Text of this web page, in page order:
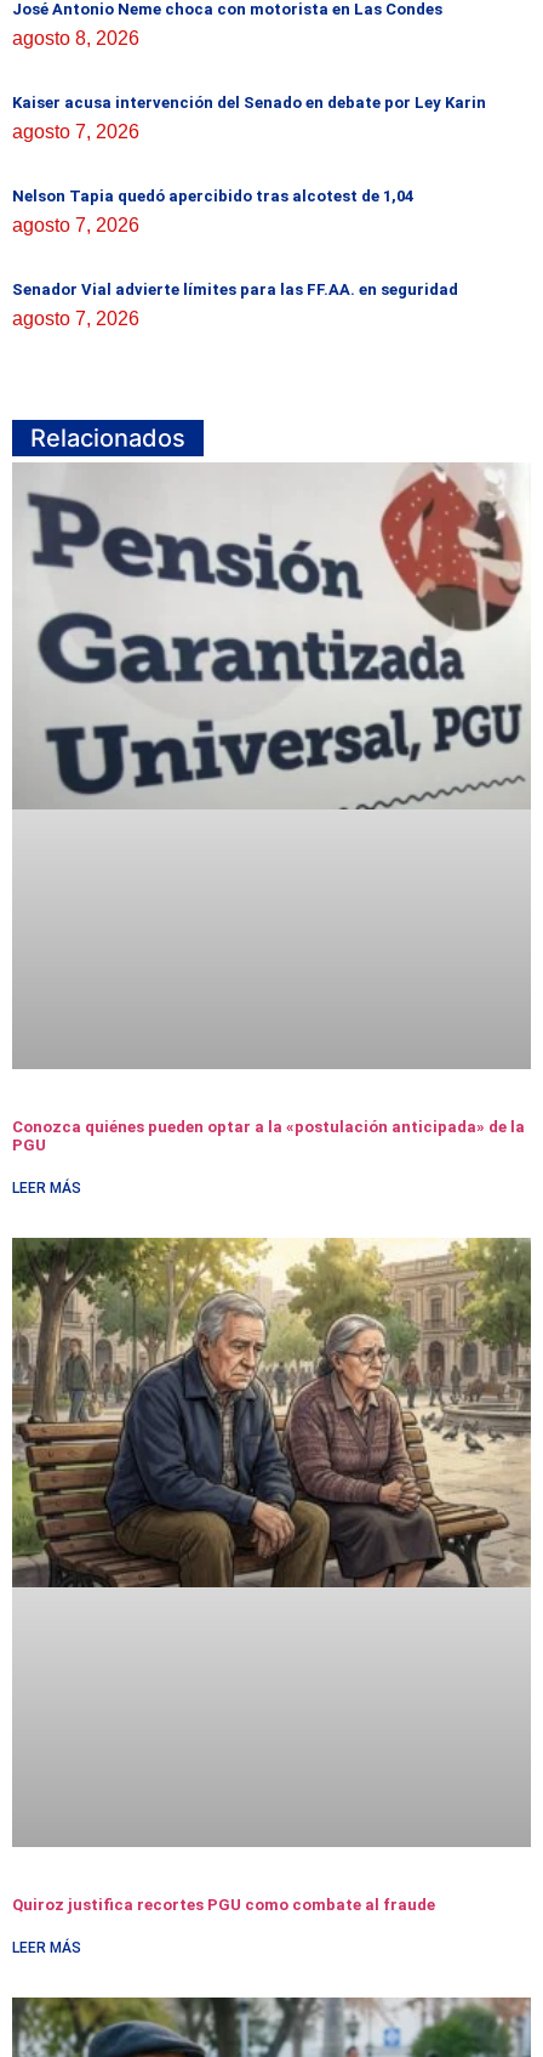
José Antonio Neme choca con motorista en Las Condes
agosto 8, 2026
Kaiser acusa intervención del Senado en debate por Ley Karin
agosto 7, 2026
Nelson Tapia quedó apercibido tras alcotest de 1,04
agosto 7, 2026
Senador Vial advierte límites para las FF.AA. en seguridad
agosto 7, 2026
Relacionados
Conozca quiénes pueden optar a la «postulación anticipada» de la
PGU
LEER MÁS
Quiroz justifica recortes PGU como combate al fraude
LEER MÁS